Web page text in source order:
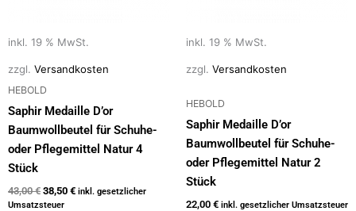
inkl. 19 % MwSt.
zzgl. Versandkosten
HEBOLD
Saphir Medaille D’or
Baumwollbeutel für Schuhe-
oder Pflegemittel Natur 4
Stück
43,00€ 38,50 € inkl. gesetzlicher
Umsatzsteuer
inkl. 19 % MwSt.
zzgl. Versandkosten
HEBOLD
Saphir Medaille D’or
Baumwollbeutel für Schuhe-
oder Pflegemittel Natur 2
Stück
22,00 € inkl. gesetzlicher Umsatzsteuer